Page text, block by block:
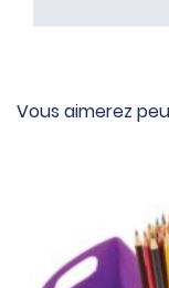
Vous aimerez